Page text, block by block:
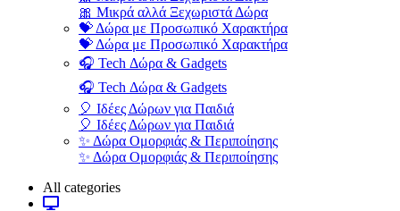
🎀 Μικρά αλλά Ξεχωριστά Δώρα
💝 Δώρα με Προσωπικό Χαρακτήρα
💝 Δώρα με Προσωπικό Χαρακτήρα
🎧 Tech Δώρα & Gadgets
🎧 Tech Δώρα & Gadgets
🎈 Ιδέες Δώρων για Παιδιά
🎈 Ιδέες Δώρων για Παιδιά
✨ Δώρα Ομορφιάς & Περιποίησης
✨ Δώρα Ομορφιάς & Περιποίησης
All categories